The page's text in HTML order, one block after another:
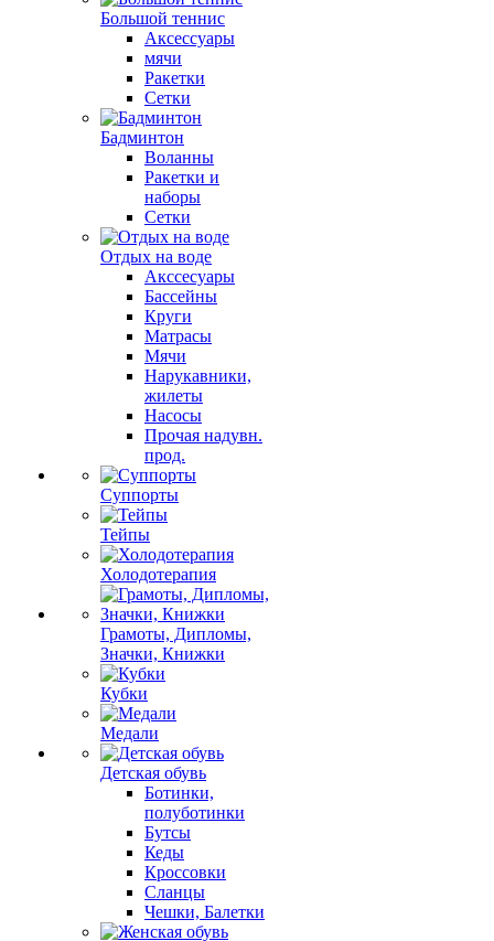
Большой теннис
Аксессуары
мячи
Ракетки
Сетки
Бадминтон
Воланны
Ракетки и
наборы
Сетки
Отдых на воде
Акссесуары
Бассейны
Круги
Матрасы
Мячи
Нарукавники,
жилеты
Насосы
Прочая надувн.
прод.
Суппорты
Тейпы
Холодотерапия
Грамоты, Дипломы,
Значки, Книжки
Кубки
Медали
Детская обувь
Ботинки,
полуботинки
Бутсы
Кеды
Кроссовки
Сланцы
Чешки, Балетки